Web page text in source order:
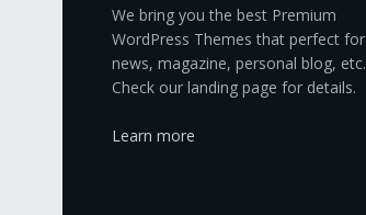
We bring you the best Premium
WordPress Themes that perfect for
news, magazine, personal blog, etc.
Check our landing page for details.
Learn more